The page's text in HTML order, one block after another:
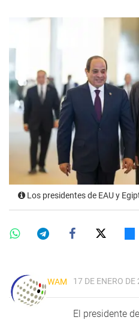
Los presidentes de EAU y
WAM 17 DE ENERO
El presidente de